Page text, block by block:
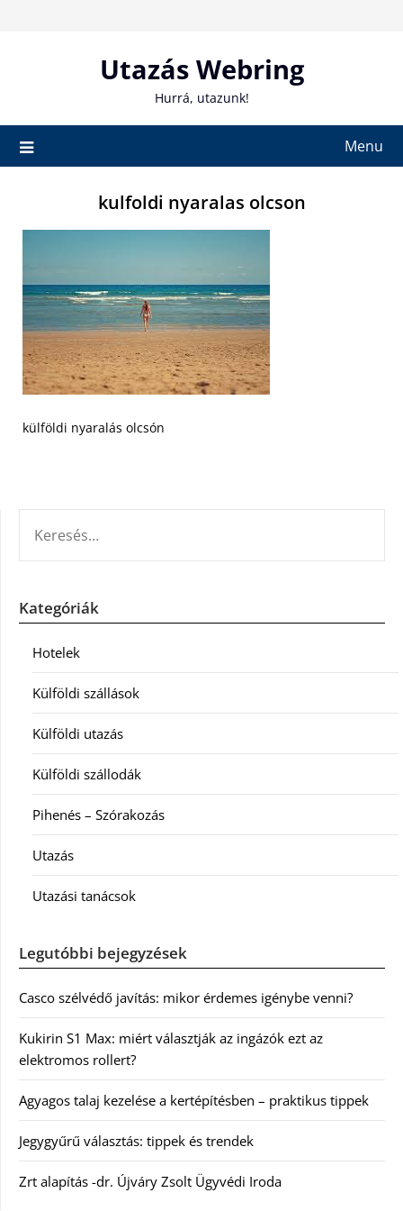
Utazás Webring
Hurrá, utazunk!
Menu
kulfoldi nyaralas olcson
külföldi nyaralás olcsón
Kategóriák
Hotelek
Külföldi szállások
Külföldi utazás
Külföldi szállodák
Pihenés – Szórakozás
Utazás
Utazási tanácsok
Legutóbbi bejegyzések
Casco szélvédő javítás: mikor érdemes igénybe venni?
Kukirin S1 Max: miért választják az ingázók ezt az
elektromos rollert?
Agyagos talaj kezelése a kertépítésben – praktikus tippek
Jegygyűrű választás: tippek és trendek
Zrt alapítás -dr. Újváry Zsolt Ügyvédi Iroda